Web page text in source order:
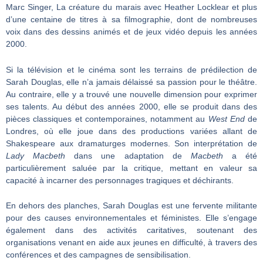
Marc Singer, La créature du marais avec Heather Locklear et plus
d’une centaine de titres à sa filmographie, dont de nombreuses
voix dans des dessins animés et de jeux vidéo depuis les années
2000.
Si la télévision et le cinéma sont les terrains de prédilection de
Sarah Douglas, elle n’a jamais délaissé sa passion pour le théâtre.
Au contraire, elle y a trouvé une nouvelle dimension pour exprimer
ses talents. Au début des années 2000, elle se produit dans des
pièces classiques et contemporaines, notamment au West Endde
Londres, où elle joue dans des productions variées allant de
Shakespeare aux dramaturges modernes. Son interprétation de
Lady Macbeth dans une adaptation de Macbeth a été
particulièrement saluée par la critique, mettant en valeur sa
capacité à incarner des personnages tragiques et déchirants.
En dehors des planches, Sarah Douglas est une fervente militante
pour des causes environnementales et féministes. Elle s’engage
également dans des activités caritatives, soutenant des
organisations venant en aide aux jeunes en difficulté, à travers des
conférences et des campagnes de sensibilisation.